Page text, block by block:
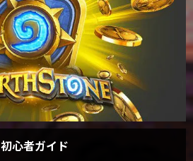
初心者ガイド